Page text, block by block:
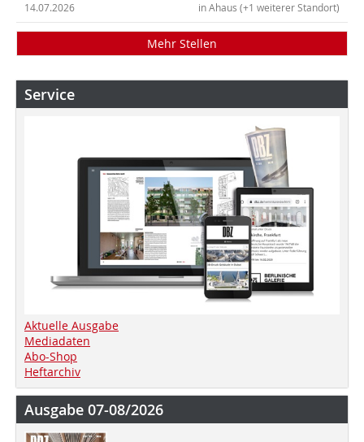
in Ahaus (+1 weiterer Standort)
14.07.2026
Mehr Stellen
Service
Aktuelle Ausgabe
Mediadaten
Abo-Shop
Heftarchiv
Ausgabe 07-08/2026